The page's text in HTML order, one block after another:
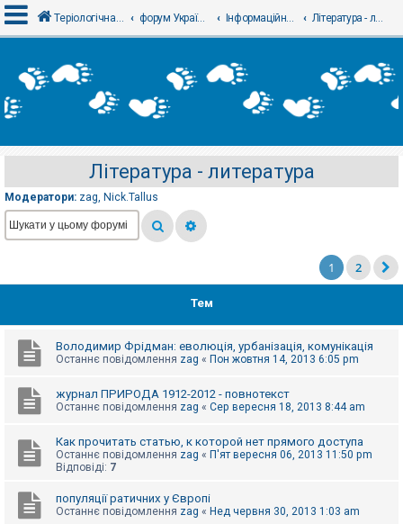
х
і
е
є
с
т
р
Т
м
б
з
п
в
д
Теріологічна школа форум Українського теріологічного товариства Інформаційний відділ Література - литература
Література - литература
Модератори: zag, Nick.Tallus
1 2
Тем
Володимир Фрідман: еволюція, урбанізація, комунікація
Останнє повідомлення zag « Пон жовтня 14, 2013 6:05 pm
журнал ПРИРОДА 1912-2012 - повнотекст
Останнє повідомлення zag « Сер вересня 18, 2013 8:44 am
Как прочитать статью, к которой нет прямого доступа
Останнє повідомлення zag « П'ят вересня 06, 2013 11:50 pm
Відповіді: 7
популяції ратичних у Європі
Останнє повідомлення zag « Нед червня 30, 2013 1:03 am